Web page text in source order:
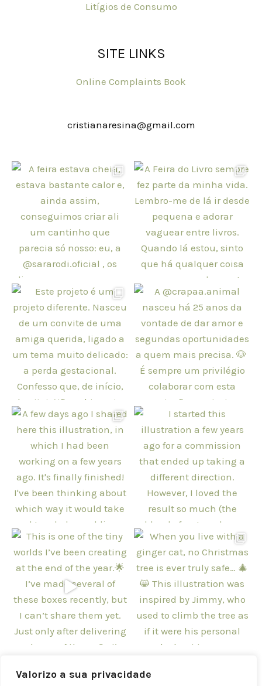
Valorizo a sua privacidade
Litígios de Consumo
SITE LINKS
Online Complaints Book
cristianaresina@gmail.com